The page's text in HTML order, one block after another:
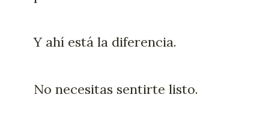
Y ahí está la diferencia.
No necesitas sentirte listo.